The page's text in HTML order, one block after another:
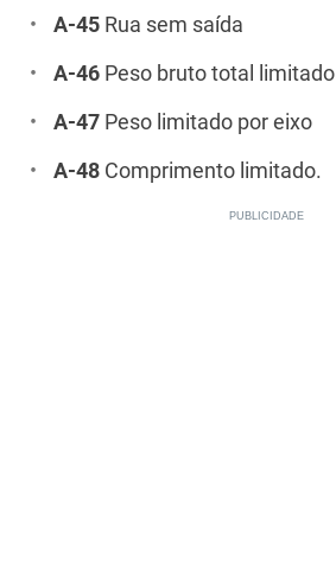
A-45 Rua sem saída
A-46 Peso bruto total limitado
A-47 Peso limitado por eixo
A-48 Comprimento limitado.